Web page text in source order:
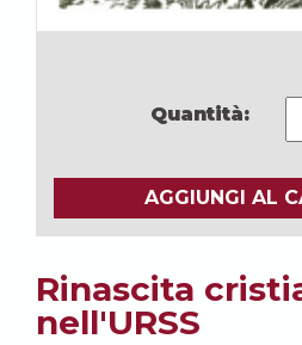
Quantità:
AGGIUNGI AL
Rinascita
nell'URSS